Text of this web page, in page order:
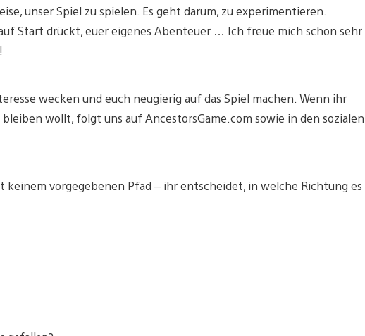
unser Spiel zu spielen. Es geht darum, zu experimentieren.
Start drückt, euer eigenes Abenteuer … Ich freue mich schon sehr
wecken und euch neugierig auf das Spiel machen. Wenn ihr
wollt, folgt uns auf AncestorsGame.com sowie in den sozialen
keinem vorgegebenen Pfad – ihr entscheidet, in welche Richtung es